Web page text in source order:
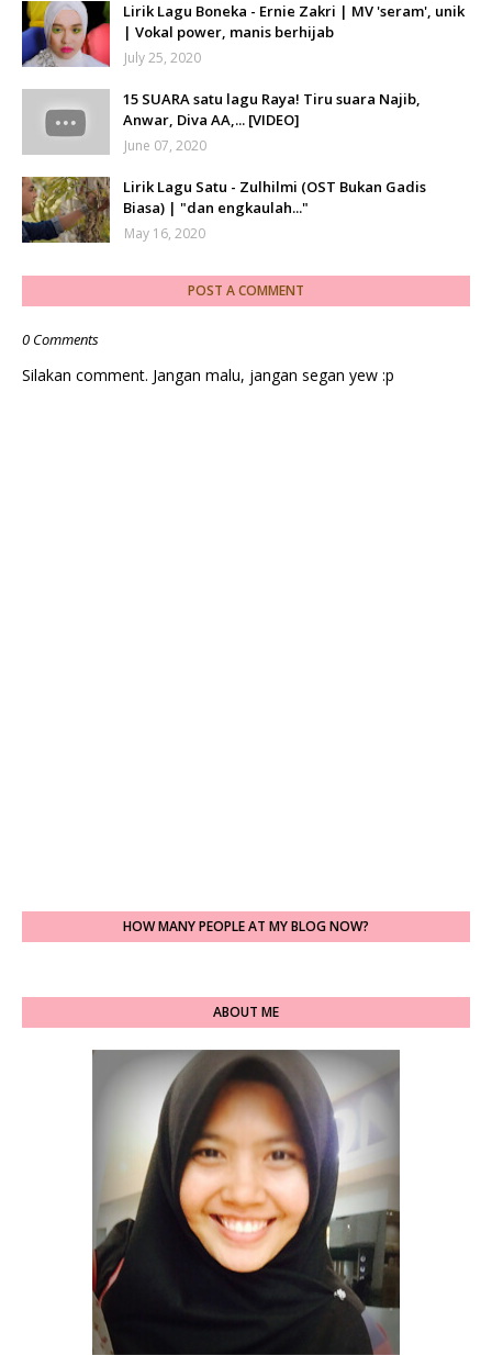
Lirik Lagu Boneka - Ernie Zakri | MV 'seram', unik
| Vokal power, manis berhijab
July 25, 2020
15 SUARA satu lagu Raya! Tiru suara Najib,
Anwar, Diva AA,... [VIDEO]
June 07, 2020
Lirik Lagu Satu - Zulhilmi (OST Bukan Gadis
Biasa) | "dan engkaulah..."
May 16, 2020
POST A COMMENT
0 Comments
Silakan comment. Jangan malu, jangan segan yew :p
HOW MANY PEOPLE AT MY BLOG NOW?
ABOUT ME